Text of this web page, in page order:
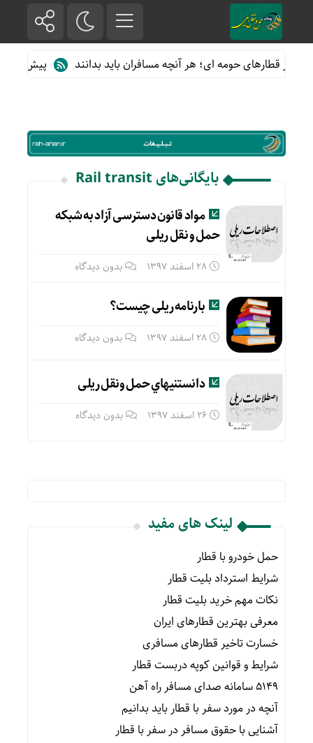
از قطارهای حومه ای؛ هر آنچه مسافران باید بدانند پیش فروش
بایگانی‌های Rail transit
مواد قانون دسترسی آزاد به شبکه
حمل و نقل ریلی
28 اسفند 1397 بدون دیدگاه
بارنامه ریلی چیست؟
28 اسفند 1397 بدون دیدگاه
دانستنيهاي حمل ونقل ریلی
26 اسفند 1397 بدون دیدگاه
لینک های مفید
حمل خودرو با قطار
شرایط استرداد بلیت قطار
نکات مهم خرید بلیت قطار
معرفی بهترین قطارهای ایران
خسارت تاخیر قطارهای مسافری
شرایط و قوانین کوپه دربست قطار
۵۱۴۹ سامانه صدای مسافر راه آهن
آنچه در مورد سفر با قطار باید بدانیم
آشنایی با حقوق مسافر در سفر با قطار